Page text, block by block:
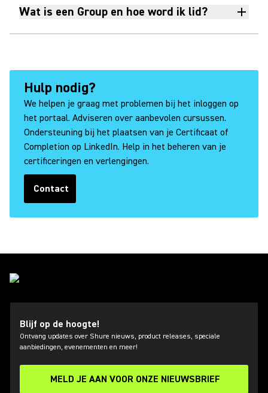
Wat is een Group en hoe word ik lid?
Hulp nodig?
We helpen je graag met problemen bij het inloggen op
het portaal. Adviseren over aanbevolen cursussen.
Ondersteuning bij het plaatsen van je Certificaat of
Completion op LinkedIn. Help in het beheren van je
certificeringen en verlengingen.
Contact
(Opens in a new tab)
Blijf op de hoogte!
Ontvang updates over Shure nieuws, product releases, speciale
aanbiedingen, evenementen en meer!
MELD JE AAN VOOR ONZE NIEUWSBRIEF